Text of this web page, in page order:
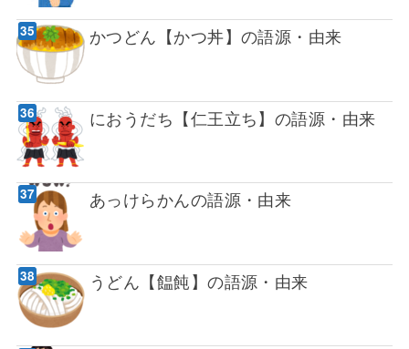
かつどん【かつ丼】の語源・由来
におうだち【仁王立ち】の語源・由来
あっけらかんの語源・由来
うどん【饂飩】の語源・由来